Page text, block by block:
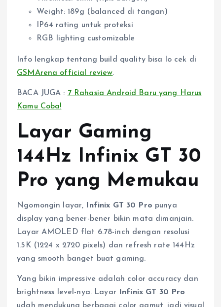
Weight: 189g (balanced di tangan)
IP64 rating untuk proteksi
RGB lighting customizable
Info lengkap tentang build quality bisa lo cek di
GSMArena official review.
BACA JUGA : 7 Rahasia Android Baru yang Harus
Kamu Coba!
Layar Gaming
144Hz Infinix GT 30
Pro yang Memukau
Ngomongin layar, Infinix GT 30 Pro punya
display yang bener-bener bikin mata dimanjain.
Layar AMOLED flat 6.78-inch dengan resolusi
1.5K (1224 x 2720 pixels) dan refresh rate 144Hz
yang smooth banget buat gaming.
Yang bikin impressive adalah color accuracy dan
brightness level-nya. Layar
Infinix GT 30 Pro